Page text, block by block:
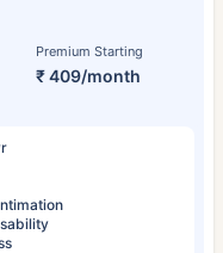
Premium Starting
₹ 409/month